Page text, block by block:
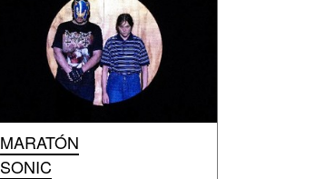
MARATÓN
SONIC